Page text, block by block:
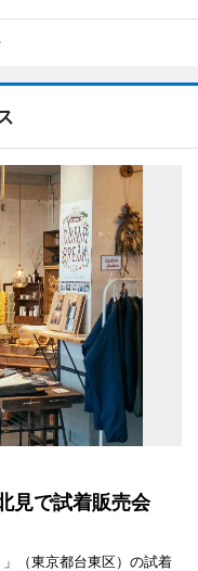
見で試着販売会
（東京都台東区）の試着